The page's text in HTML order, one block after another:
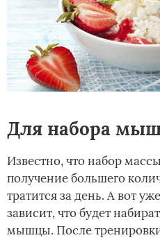
Для набора
Известно, что набор
получение большего
тратится за день. А вот
зависит, что будет
мышцы. После тренировки